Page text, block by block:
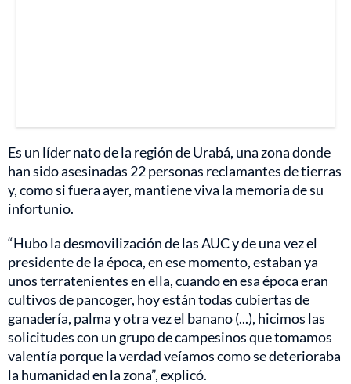
Es un líder nato de la región de Urabá, una zona donde
han sido asesinadas 22 personas reclamantes de tierras
y, como si fuera ayer, mantiene viva la memoria de su
infortunio.
“Hubo la desmovilización de las AUC y de una vez el
presidente de la época, en ese momento, estaban ya
unos terratenientes en ella, cuando en esa época eran
cultivos de pancoger, hoy están todas cubiertas de
ganadería, palma y otra vez el banano (...), hicimos las
solicitudes con un grupo de campesinos que tomamos
valentía porque la verdad veíamos como se deterioraba
la humanidad en la zona”, explicó.